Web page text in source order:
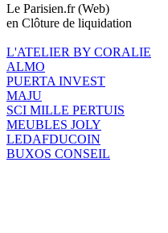
Le Parisien.fr (Web)
en Clôture de liquidation
L'ATELIER BY CORALIE
ALMO
PUERTA INVEST
MAJU
SCI MILLE PERTUIS
MEUBLES JOLY
LEDAFDUCOIN
BUXOS CONSEIL